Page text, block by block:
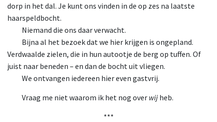
dorp in het dal. Je kunt ons vinden in de op zes na laatste
haarspeldbocht.
Niemand die ons daar verwacht.
Bijna al het bezoek dat we hier krijgen is ongepland.
Verdwaalde zielen, die in hun autootje de berg op tuffen. Of
juist naar beneden – en dan de bocht uit vliegen.
We ontvangen iedereen hier even gastvrij.
Vraag me niet waarom ik het nog over wij heb.
***